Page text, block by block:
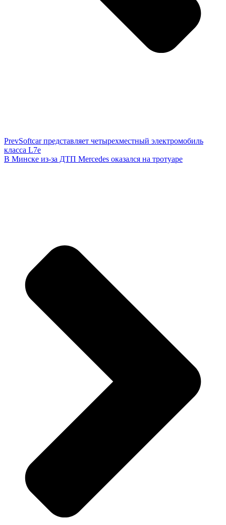
PrevSoftcar представляет четырехместный электромобиль
класса L7e
В Минске из-за ДТП Mercedes оказался на тротуаре